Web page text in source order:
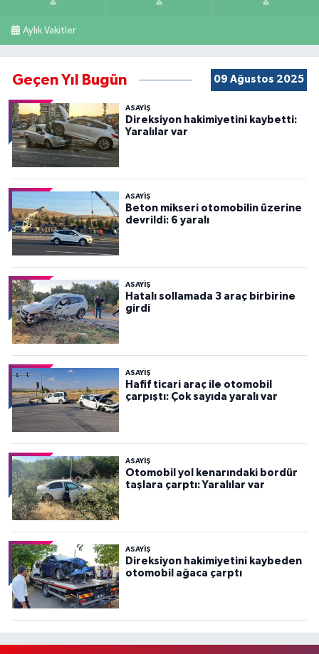
Aylık Vakitler
Geçen Yıl Bugün 09 Ağustos 2025
ASAYİŞ
Direksiyon hakimiyetini kaybetti:
Yaralılar var
ASAYİŞ
Beton mikseri otomobilin üzerine
devrildi: 6 yaralı
ASAYİŞ
Hatalı sollamada 3 araç birbirine
girdi
ASAYİŞ
Hafif ticari araç ile otomobil
çarpıştı: Çok sayıda yaralı var
ASAYİŞ
Otomobil yol kenarındaki bordür
taşlara çarptı: Yaralılar var
ASAYİŞ
Direksiyon hakimiyetini kaybeden
otomobil ağaca çarptı